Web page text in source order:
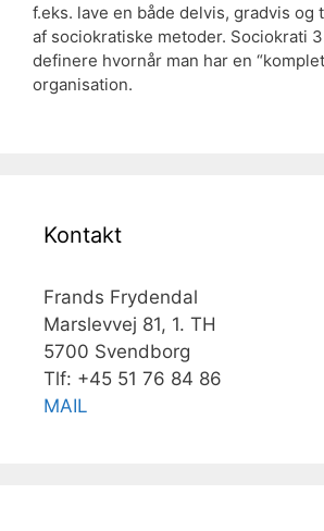
f.eks. lave en både delvis, gradvis og
af sociokratiske metoder. Sociokrati
definere hvornår man har en
organisation.
Kontakt
Frands Frydendal
Marslevvej 81, 1. TH
5700 Svendborg
Tlf: +45 51 76 84 86
MAIL